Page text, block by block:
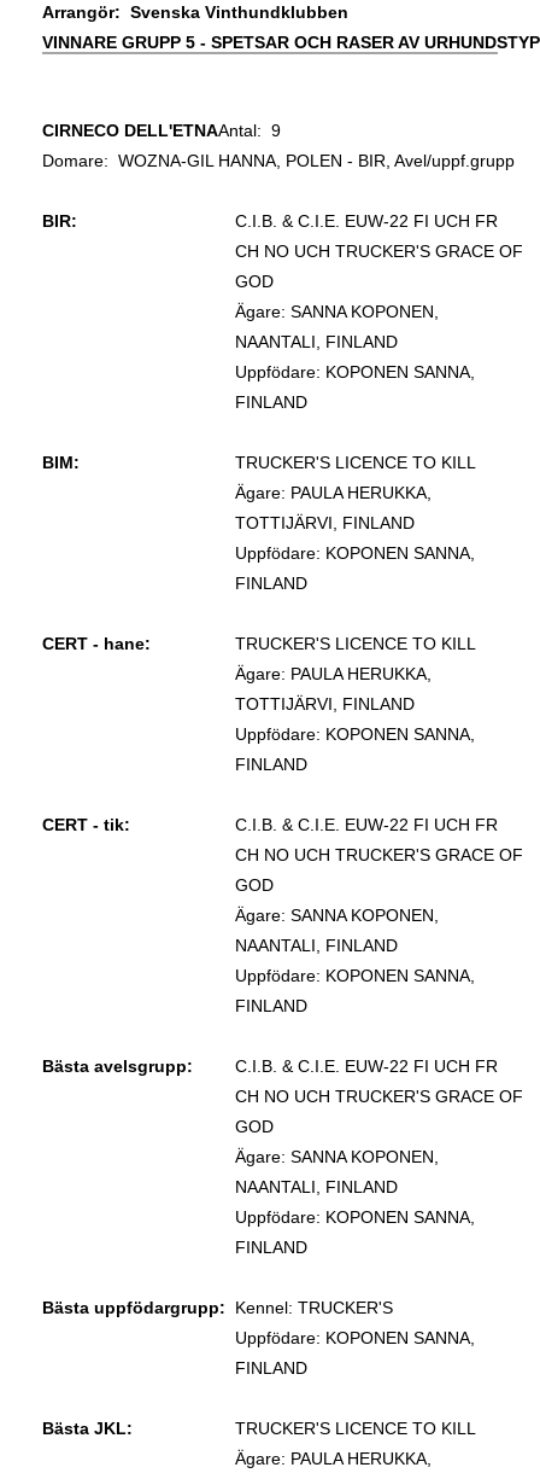
Arrangör: Svenska Vinthundklubben
VINNARE GRUPP 5 - SPETSAR OCH RASER AV URHUNDSTYP
CIRNECO DELL'ETNAAntal: 9
Domare: WOZNA-GIL HANNA, POLEN - BIR, Avel/uppf.grupp
BIR:
C.I.B. & C.I.E. EUW-22 FI UCH FR
CH NO UCH TRUCKER'S GRACE OF
GOD
Ägare: SANNA KOPONEN,
NAANTALI, FINLAND
Uppfödare: KOPONEN SANNA,
FINLAND
BIM:
TRUCKER'S LICENCE TO KILL
Ägare: PAULA HERUKKA,
TOTTIJÄRVI, FINLAND
Uppfödare: KOPONEN SANNA,
FINLAND
CERT - hane:
TRUCKER'S LICENCE TO KILL
Ägare: PAULA HERUKKA,
TOTTIJÄRVI, FINLAND
Uppfödare: KOPONEN SANNA,
FINLAND
CERT - tik:
C.I.B. & C.I.E. EUW-22 FI UCH FR
CH NO UCH TRUCKER'S GRACE OF
GOD
Ägare: SANNA KOPONEN,
NAANTALI, FINLAND
Uppfödare: KOPONEN SANNA,
FINLAND
Bästa avelsgrupp:
C.I.B. & C.I.E. EUW-22 FI UCH FR
CH NO UCH TRUCKER'S GRACE OF
GOD
Ägare: SANNA KOPONEN,
NAANTALI, FINLAND
Uppfödare: KOPONEN SANNA,
FINLAND
Bästa uppfödargrupp: Kennel: TRUCKER'S
Uppfödare: KOPONEN SANNA,
FINLAND
Bästa JKL:
TRUCKER'S LICENCE TO KILL
Ägare: PAULA HERUKKA,